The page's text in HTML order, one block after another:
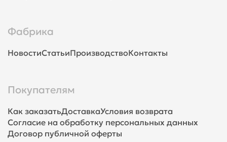
Фабрика
НовостиСтатьиПроизводствоКонтакты
Покупателям
Как заказатьДоставкаУсловия возврата
Согласие на обработку персональных данных
Договор публичной оферты